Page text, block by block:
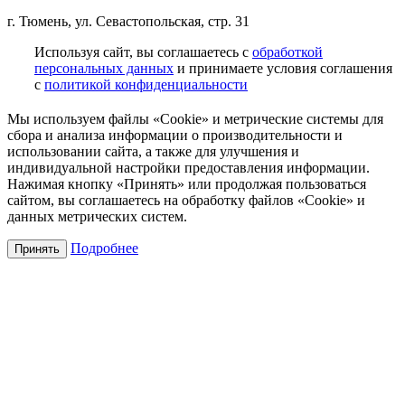
г. Тюмень, ул. Севастопольская, стр. 31
Используя сайт, вы соглашаетесь с обработкой
персональных данных и принимаете условия соглашения
с политикой конфиденциальности
Мы используем файлы «Cookie» и метрические системы для
сбора и анализа информации о производительности и
использовании сайта, а также для улучшения и
индивидуальной настройки предоставления информации.
Нажимая кнопку «Принять» или продолжая пользоваться
сайтом, вы соглашаетесь на обработку файлов «Cookie» и
данных метрических систем.
Принять Подробнее